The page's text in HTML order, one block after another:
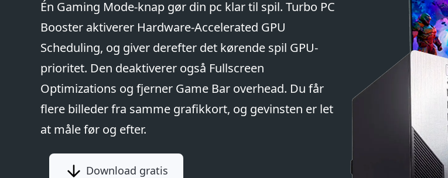
Én Gaming Mode-knap gør din pc klar til spil. Turbo PC
Booster aktiverer Hardware-Accelerated GPU
Scheduling, og giver derefter det kørende spil GPU-
prioritet. Den deaktiverer også Fullscreen
Optimizations og fjerner Game Bar overhead. Du får
flere billeder fra samme grafikkort, og gevinsten er let
at måle før og efter.
Download gratis